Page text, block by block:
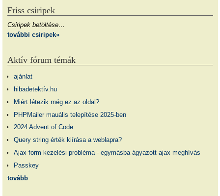
Friss csiripek
Csiripek betöltése…
további csiripek»
Aktív fórum témák
ajánlat
hibadetektív.hu
Miért létezik még ez az oldal?
PHPMailer mauális telepítése 2025-ben
2024 Advent of Code
Query string érték kiírása a weblapra?
Ajax form kezelési probléma - egymásba ágyazott ajax meghívás
Passkey
tovább